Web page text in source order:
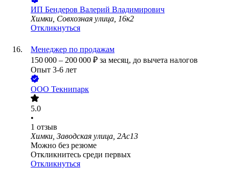
ИП Бендеров Валерий Владимирович
Химки, Совхозная улица, 16к2
Откликнуться
Менеджер по продажам
150 000 – 200 000 ₽ за месяц, до вычета налогов
Опыт 3-6 лет
ООО Текнипарк
5.0
•
1 отзыв
Химки, Заводская улица, 2Ас13
Можно без резюме
Откликнитесь среди первых
Откликнуться